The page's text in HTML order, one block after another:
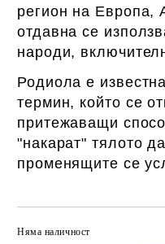
регион на Европа,
отдавна се
народи,
Родиола е
термин, който се
притежаващи
"накарат" тялото
променящите се
Няма наличност